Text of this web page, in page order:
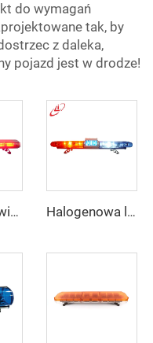
do wymagań
tak, by
z daleka,
pojazd jest w drodze!
Skręcane światło LED w kształcie okrągu Halogenowa lampka awaryjna policyjna 130 W